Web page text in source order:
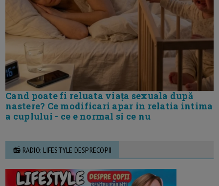
Cand poate fi reluata viața sexuala după
nastere? Ce modificari apar in relatia intima
a cuplului - ce e normal si ce nu
📻 RADIO: LIFESTYLE DESPRECOPII